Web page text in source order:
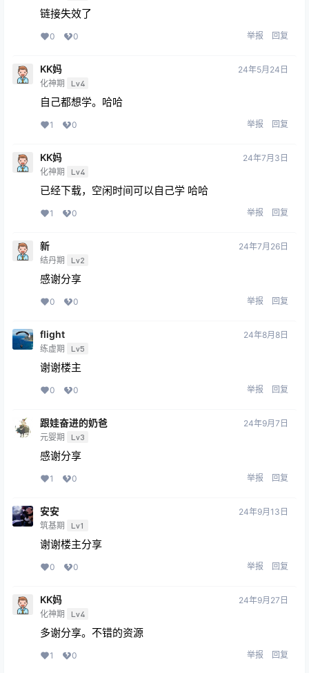
链接失效了
0 0 举报 回复
KK妈
化神期 Lv4
24年5月24日
自己都想学。哈哈
1 0 举报 回复
KK妈
化神期 Lv4
24年7月3日
已经下载，空闲时间可以自己学 哈哈
1 0 举报 回复
新
结丹期 Lv2
24年7月26日
感谢分享
0 0 举报 回复
flight
练虚期 Lv5
24年8月8日
谢谢楼主
0 0 举报 回复
跟娃奋进的奶爸
元婴期 Lv3
24年9月7日
感谢分享
1 0 举报 回复
安安
筑基期 Lv1
24年9月13日
谢谢楼主分享
0 0 举报 回复
KK妈
化神期 Lv4
24年9月27日
多谢分享。不错的资源
1 0 举报 回复